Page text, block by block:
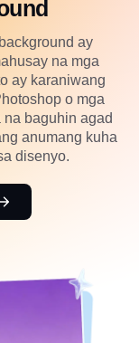
ay
na mga
ay karaniwang
o mga
baguhin agad
anumang kuha
disenyo.